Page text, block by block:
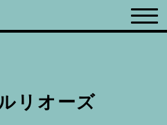
リオーズ